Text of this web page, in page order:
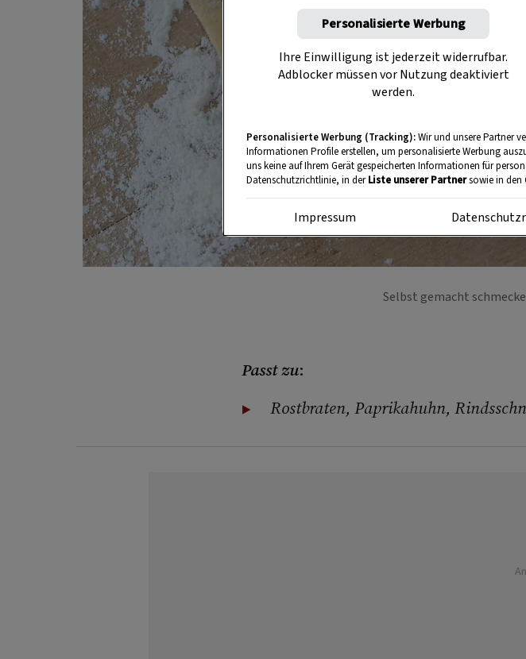
Selbst gemacht
Passt zu:
Rostbraten, Paprikahuhn,
Personalisierte Werbung
Ihre Einwilligung ist jederzeit widerrufbar.
Adblocker müssen vor Nutzung deaktiviert
werden.
Personalisierte Werbung (Tracking):Wir und unsere Partner
Informationen Profile erstellen, um personalisierte Werbung
uns keine auf Ihrem Gerät gespeicherten Informationen für
Datenschutzrichtlinie, in derListe unserer Partnersowie in den
Impressum